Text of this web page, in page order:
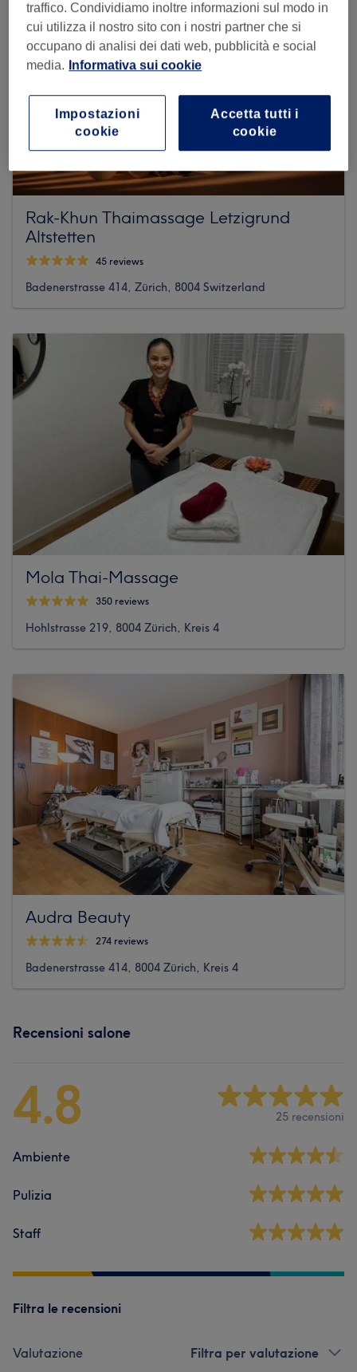
Rak-Khun Thaimassage Letzigrund
Altstetten
45 reviews
Badenerstrasse 414, Zürich, 8004 Switzerland
Mola Thai-Massage
350 reviews
Hohlstrasse 219, 8004 Zürich, Kreis 4
Audra Beauty
274 reviews
Badenerstrasse 414, 8004 Zürich, Kreis 4
Recensioni salone
4.8 25 recensioni
Ambiente
Pulizia
Staff
Filtra le recensioni
Valutazione Filtra per valutazione
traffico. Condividiamo inoltre informazioni sul modo in
cui utilizza il nostro sito con i nostri partner che si
occupano di analisi dei dati web, pubblicità e social
media. Informativa sui cookie
Accetta tutti i
cookie
Impostazioni
cookie